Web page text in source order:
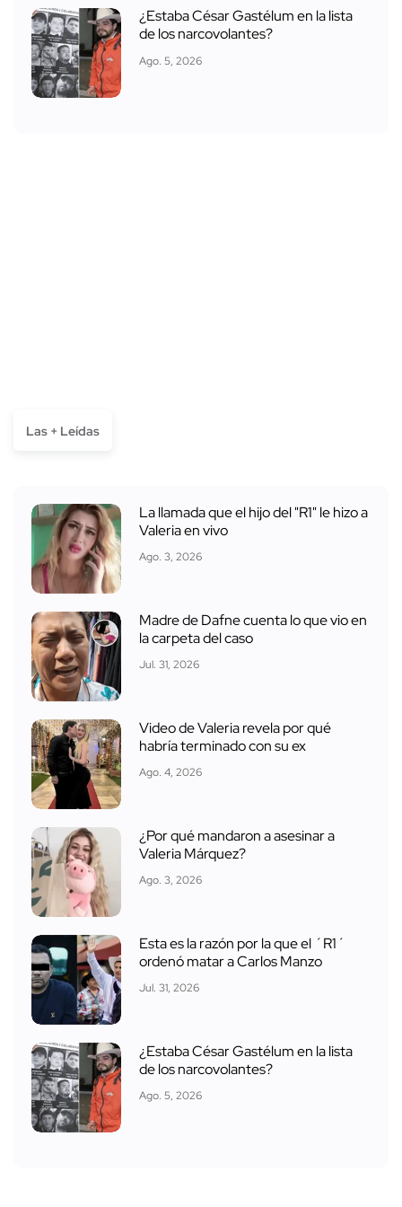
¿Estaba César Gastélum en la lista
de los narcovolantes?
Ago. 5, 2026
Las + Leídas
La llamada que el hijo del "R1" le hizo a
Valeria en vivo
Ago. 3, 2026
Madre de Dafne cuenta lo que vio en
la carpeta del caso
Jul. 31, 2026
Video de Valeria revela por qué
habría terminado con su ex
Ago. 4, 2026
¿Por qué mandaron a asesinar a
Valeria Márquez?
Ago. 3, 2026
Esta es la razón por la que el ´R1´
ordenó matar a Carlos Manzo
Jul. 31, 2026
¿Estaba César Gastélum en la lista
de los narcovolantes?
Ago. 5, 2026